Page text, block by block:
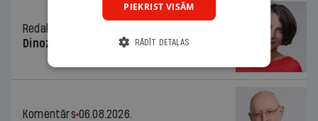
Redaktores sleja
Dinozaura triks
Komentārs 06.08.2026.
PIEKRIST VISĀM
RĀDĪT DETAĻAS